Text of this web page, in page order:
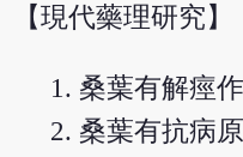
【現代藥理研究】
桑葉有解痙作
桑葉有抗病